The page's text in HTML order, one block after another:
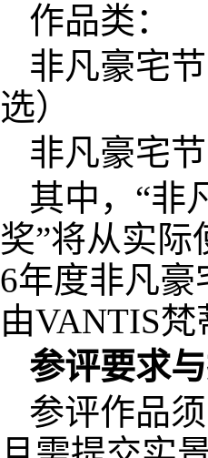
作品类：
非凡豪宅
选）
非凡豪宅
其中，“非
奖”将从实际
6年度非凡豪
由VANTIS
参评要求
参评作品